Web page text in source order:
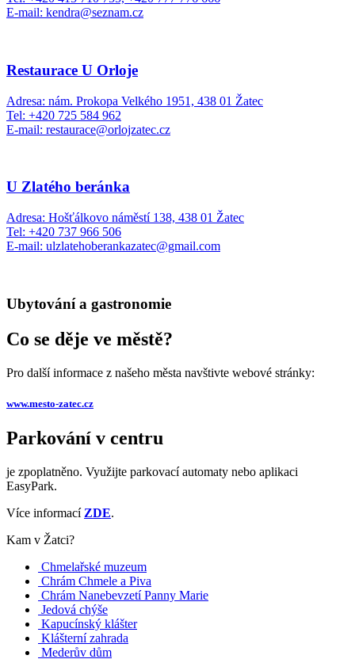
E-mail: kendra@seznam.cz
Restaurace U Orloje
Adresa: nám. Prokopa Velkého 1951, 438 01 Žatec
Tel: +420 725 584 962
E-mail: restaurace@orlojzatec.cz
U Zlatého beránka
Adresa: Hošťálkovo náměstí 138, 438 01 Žatec
Tel: +420 737 966 506
E-mail: ulzlatehoberankazatec@gmail.com
Ubytování a gastronomie
Co se děje ve městě?
Pro další informace z našeho města navštivte webové stránky:
www.mesto-zatec.cz
Parkování v centru
je zpoplatněno. Využijte parkovací automaty nebo aplikaci
EasyPark.
Více informací ZDE.
Kam v Žatci?
Chmelařské muzeum
Chrám Chmele a Piva
Chrám Nanebevzetí Panny Marie
Jedová chýše
Kapucínský klášter
Klášterní zahrada
Mederův dům